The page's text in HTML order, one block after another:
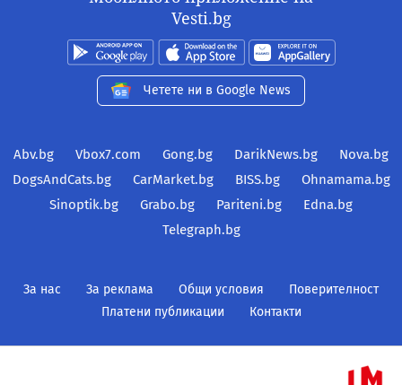
Vesti.bg
Четете ни в Google News
Abv.bg Vbox7.com Gong.bg DarikNews.bg
Nova.bg
DogsAndCats.bg
CarMarket.bg BISS.bg
Ohnamama.bg
Sinoptik.bg
Grabo.bg Pariteni.bg
Edna.bg
Telegraph.bg
За нас За реклама Общи условия
Поверителност
Платени публикации
Контакти